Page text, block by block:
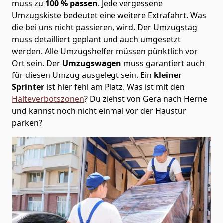
muss zu 100 % passen. Jede vergessene
Umzugskiste bedeutet eine weitere Extrafahrt. Was
die bei uns nicht passieren, wird. Der Umzugstag
muss detailliert geplant und auch umgesetzt
werden. Alle Umzugshelfer müssen pünktlich vor
Ort sein. Der Umzugswagen muss garantiert auch
für diesen Umzug ausgelegt sein. Ein kleiner
Sprinter ist hier fehl am Platz. Was ist mit den
Halteverbotszonen? Du ziehst von Gera nach Herne
und kannst noch nicht einmal vor der Haustür
parken?